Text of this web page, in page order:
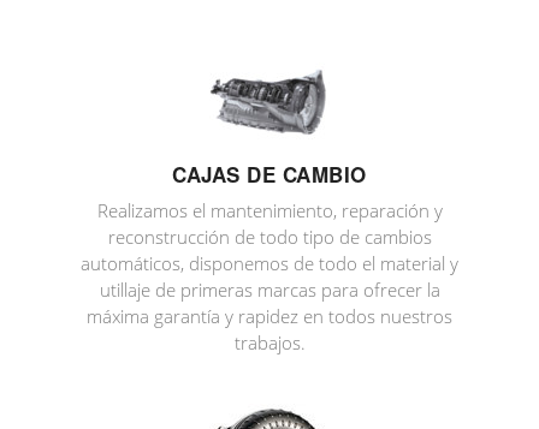
CAJAS DE CAMBIO
Realizamos el mantenimiento, reparación y
reconstrucción de todo tipo de cambios
automáticos, disponemos de todo el material y
utillaje de primeras marcas para ofrecer la
máxima garantía y rapidez en todos nuestros
trabajos.